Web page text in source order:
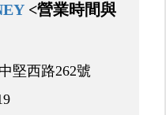
<營業時間與
堅西路262號